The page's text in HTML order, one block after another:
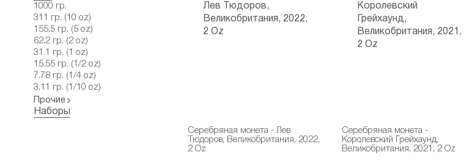
1000 гр.
311 гр. (10 oz)
155.5 гр. (5 oz)
62.2 гр. (2 oz)
31.1 гр. (1 oz)
15.55 гр. (1/2 oz)
7.78 гр. (1/4 oz)
3.11 гр. (1/10 oz)
Прочие
Наборы
Серебряная монета - Лев
Тюдоров, Великобритания, 2022,
2 Oz
Серебряная монета -
Королевский Грейхаунд,
Великобритания, 2021, 2 Oz